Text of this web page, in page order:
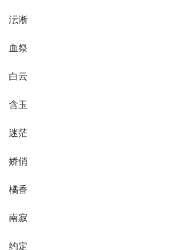
沄淅
血祭
白云
含玉
迷茫
娇俏
橘香
南寂
约定